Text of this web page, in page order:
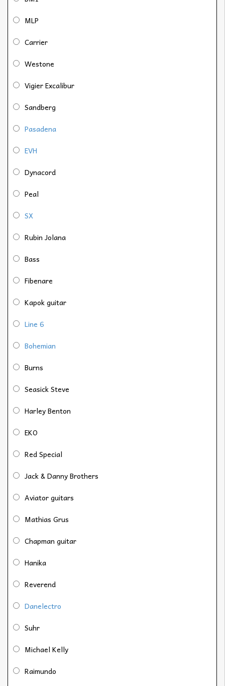
MLP
Carrier
Westone
Vigier Excalibur
Sandberg
Pasadena
EVH
Dynacord
Peal
SX
Rubin Jolana
Bass
Fibenare
Kapok guitar
Line 6
Bohemian
Burns
Seasick Steve
Harley Benton
EKO
Red Special
Jack & Danny Brothers
Aviator guitars
Mathias Grus
Chapman guitar
Hanika
Reverend
Danelectro
Suhr
Michael Kelly
Raimundo